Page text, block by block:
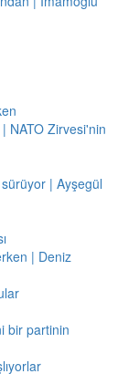
NATO Zirvesi'nin
| Ayşegül
| Deniz
bir partinin